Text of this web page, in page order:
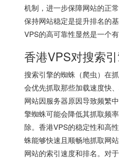
机制，进一步保障网站的正
保持网站稳定是提升排名的
VPS的高可靠性显然是一个有
香港VPS对搜索
搜索引擎的蜘蛛（爬虫）在
会优先抓取那些加载速度快
网站因服务器原因导致频繁
擎蜘蛛可能会降低其抓取频
除。香港VPS的稳定性和高
蛛能够快速且顺畅地抓取网
网站的索引速度和排名。对